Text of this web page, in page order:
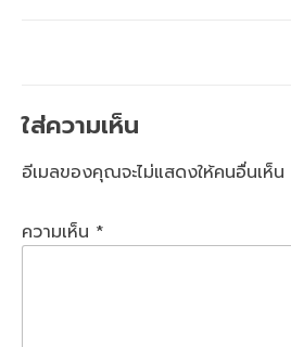
ใส่ความเห็น
อีเมลของคุณจะไม่แสดงให้คนอื่นเห็น
ความเห็น *